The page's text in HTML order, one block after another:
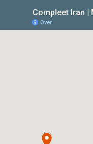
Over